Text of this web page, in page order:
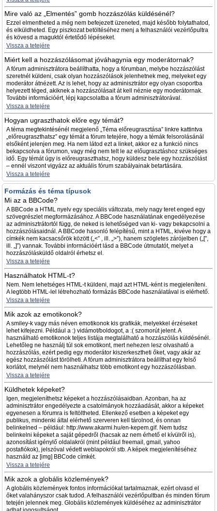
Mire való az „Elmentés” gomb hozzászólás küldésénél?
Ezzel elmentheted a még nem befejezett üzeneted, majd később folytathatod,
és elküldheted. Egy piszkozat betöltéséhez menj a felhasználói vezérlőpultra
és kövesd a maguktól értetődő lépéseket.
Vissza a tetejére
Miért kell a hozzászólásomat jóváhagynia egy moderátornak?
A fórum adminisztrátora beállíthatta, hogy a fórumban, melybe hozzászólást
szeretnél küldeni, csak olyan hozzászólások jelenhetnek meg, melyeket egy
moderátor átnézett. Az is lehet, hogy az adminisztrátor egy olyan csoportba
helyezett téged, akiknek a hozzászólásait át kell néznie egy moderátornak.
További információért, lépj kapcsolatba a fórum adminisztrátorával.
Vissza a tetejére
Hogyan ugraszthatok előre egy témát?
A téma megtekintésénél megjelenő „Téma előreugrasztása” linkre kattintva
„előreugraszthatsz” egy témát a fórum tetejére, hogy a témák felsorolásánál
elsőként jelenjen meg. Ha nem látod ezt a linket, akkor ez a funkció nincs
bekapcsolva a fórumon, vagy még nem telt le az előugrasztáshoz szükséges
idő. Egy témát úgy is előreugraszthatsz, hogy küldesz bele egy hozzászólást
– ennél viszont vigyázz az aktuális fórum szabályainak betartására.
Vissza a tetejére
Formázás és téma típusok
Mi az a BBCode?
A BBCode a HTML nyelv egy speciális változata, mely nagy teret enged egy
szövegrészlet megformázásához. A BBCode használatának engedélyezése
az adminisztrátortól függ, de neked is lehetőséged van ki- vagy bekapcsolni a
hozzászólásaidnál. A BBCode hasonló felépítésű, mint a HTML, kivéve hogy a
címkék nem kacsacsőrök között („<” , ill. „>”), hanem szögletes zárójelben („[”,
ill. „]”) vannak. További információért lásd a BBCode útmutatót, melyet a
hozzászólásküldő oldalról érhetsz el.
Vissza a tetejére
Használhatok HTML-t?
Nem. Nem lehetséges HTML-t küldeni, majd azt HTML-ként is megjeleníteni.
A legtöbb HTML-lel létrehozható formázás BBCode használatával is elérhető.
Vissza a tetejére
Mik azok az emotikonok?
A smiley-k vagy más néven emotikonok kis grafikák, melyekkel érzéseket
lehet kifejezni. Például a :) vidámot/boldogot, a :( szomorút jelent. A
használható emotikonok teljes listája megtalálható a hozzászólás küldésénél.
Lehetőleg ne használj túl sok emotikont, mert nehezen lesz olvasható a
hozzászólás, ezért pedig egy moderátor kiszerkesztheti őket, vagy akár az
egész hozzászólást törölheti. A fórum adminisztrátora beállíthat egy felső
korlátot, melynél nem használhatsz több emotikont egy hozzászólásban.
Vissza a tetejére
Küldhetek képeket?
Igen, megjeleníthetsz képeket a hozzászólásaidban. Azonban, ha az
adminisztrátor engedélyezte a csatolmányok hozzáadását, akkor a képeket
egyenesen a fórumra is feltöltheted. Ellenkező esetben a képeket egy
publikus, mindenki által elérhető szerveren kell tárolnod, és onnan
belinkelned – például: http://www.akarmi.hu/en-kepem.gif. Nem tudsz
belinkelni képeket a saját gépedről (hacsak az nem érhető el kívülről is),
azonosítást igénylő oldalakról (mint például freemail, gmail, yahoo
postafiókok), jelszóval védett weblapokról stb. A képek megjelenítéséhez
használd az [img] BBCode címkét.
Vissza a tetejére
Mik azok a globális közlemények?
A globális közlemények fontos információkat tartalmaznak, ezért olvasd el
őket valahányszor csak tudod. A felhasználói vezérlőpultban és minden fórum
tetején jelennek meg. Globális közlemények küldéséhez az adminisztrátor